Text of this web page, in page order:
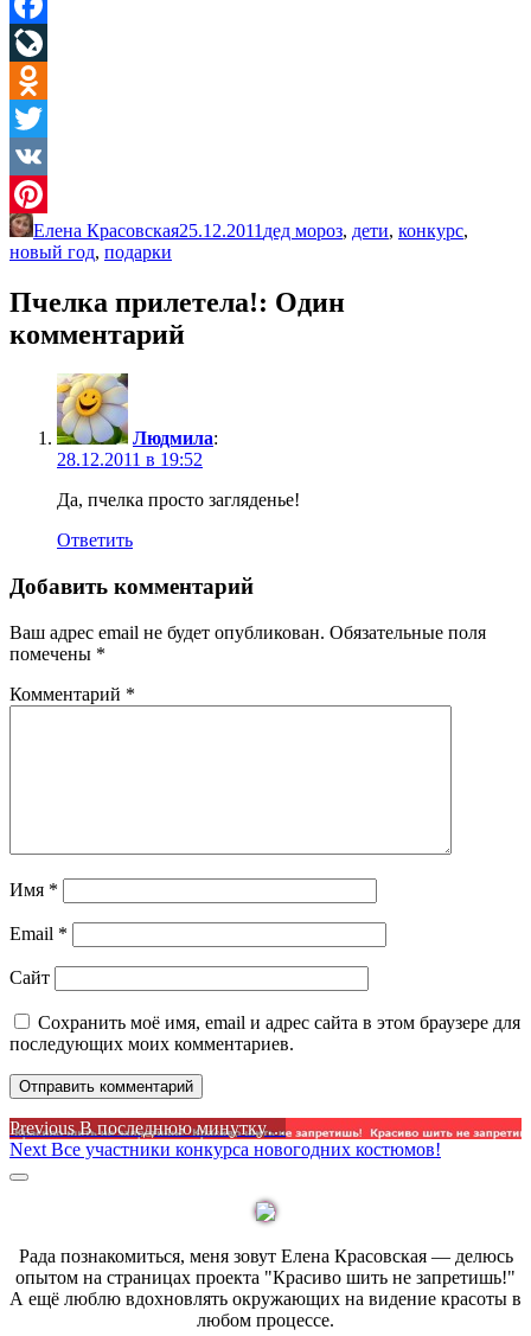
Facebook
LiveJournal
Odnoklassniki
Twitter
VK
Pinterest
Елена Красовская25.12.2011 дед мороз, дети, конкурс,
новый год, подарки
Пчелка прилетела!: Один
комментарий
Людмила:
28.12.2011 в 19:52
Да, пчелка просто загляденье!
Ответить
Добавить комментарий
Ваш адрес email не будет опубликован. Обязательные поля
помечены *
Комментарий *
Имя *
Email *
Сайт
Сохранить моё имя, email и адрес сайта в этом браузере для
последующих моих комментариев.
Навигация
по
PreviousPrevious
post:
В последнюю минутку…
Next Next
Все участники конкурса новогодних костюмов!
Sidebar
Рада познакомиться, меня зовут Елена Красовская — делюсь
опытом на страницах проекта "Красиво шить не запретишь!"
А ещё люблю вдохновлять окружающих на видение красоты в
любом процессе.